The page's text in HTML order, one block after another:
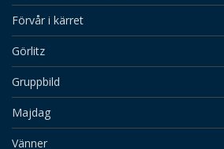
Förvår i kärret
Görlitz
Gruppbild
Majdag
Vänner